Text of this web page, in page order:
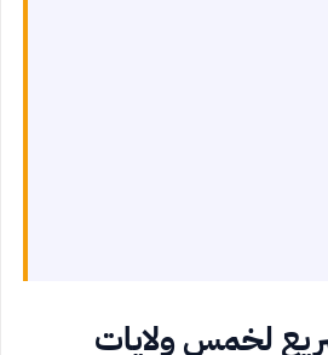
لخمس ولايات